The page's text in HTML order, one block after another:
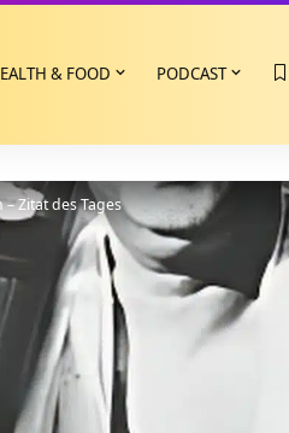
& FOOD PODCAST
Zitat des Tages